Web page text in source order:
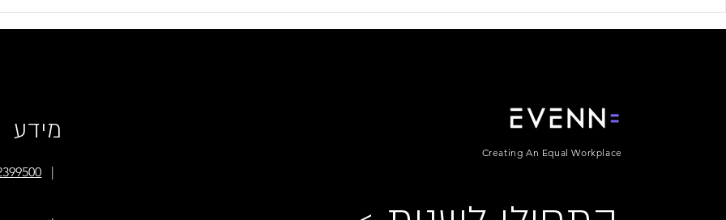
מידע
Creating An Equal Workplace